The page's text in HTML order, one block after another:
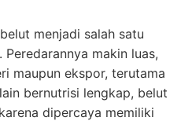
menjadi salah satu
makin luas,
maupun ekspor, terutama
bernutrisi lengkap, belut
dipercaya memiliki